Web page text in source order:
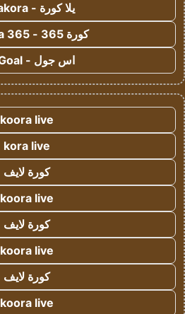
يلا كورة - yallakora
كورة 365 - kooora 365
اس جول - AS Goal
koora live
kora live
كورة لايف
koora live
كورة لايف
koora live
كورة لايف
koora live